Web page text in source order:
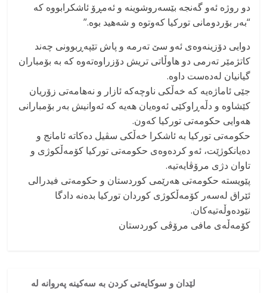
دو روژە ئەو گەنجە بێسەروشوینە و ئەمڕۆ ئاشکرابووە کە
“بەر بۆردومانی تورکیا کەوتوە و شەھید بوە.”
دوایی دۆزینەوەی ئەو سێ تەرمە و پاش تێپەڕبوونی چەند
کاتژمێر تەرمی دو هاوڵاتی تریش دۆزراوەتەوە کە بە بۆمباران
گیانیان لەدەست داوە.
جێی ئاماژەیە کە خەڵکی ناوچەکە ئازار و نەهامەتی زۆریان
کێشاوە و دڵەڕاوکێی ئەوەیان هەیە کە ئەوانیش بەر بۆمبارانی
ھەوایی حکومەتی تورکیا کەون.
حکومەتی تورکیا بە ئاشکرا خەڵکی سڤیل دەکاتە ئامانج و
دەیانکوژێت، ئەو کردەوەی حکومەتی تورکیا کۆمەڵکوژی و
تاوان دژی مرۆڤایەتیە.
پێویستە حکومەتی ھەرێمی کوردستان و حکومەتی فیدرالی
ئێراق لەسەر کۆمەڵکوژی کوردان تورکیا بدەنە دادگا
نێودەوڵەتیەکان.
کۆمەڵەی مافی مرۆڤی کوردستان
لێدان و سوکایەتی کردن بە سەکینە پەروانە لە